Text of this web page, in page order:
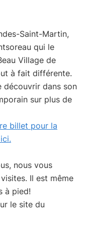
Saint-Martin,
qui le
Village de
à fait différente.
découvrir dans son
sur plus de
billet pour la
nous vous
Il est même
à pied!
le site du